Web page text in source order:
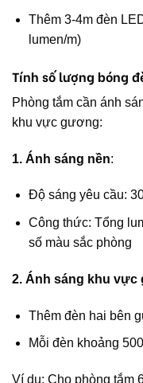
Thêm 3-4m đèn
lumen/m)
Tính số lượng bóng
Phòng tắm cần ánh
khu vực gương:
1. Ánh sáng nền:
Độ sáng yêu cầu:
Công thức: Tổng
số màu sắc phòng
2. Ánh sáng khu vực
Thêm đèn hai bên
Mỗi đèn khoảng
Ví dụ: Cho phòng tắm